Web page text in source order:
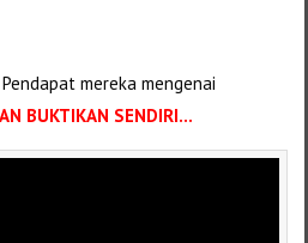
mereka mengenai
BUKTIKAN SENDIRI…